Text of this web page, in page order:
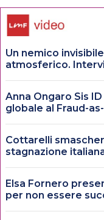
Un nemico
atmosferico.
Anna Ongaro Sis
globale al Fraud-
Cottarelli
stagnazione
Elsa Fornero
per non essere